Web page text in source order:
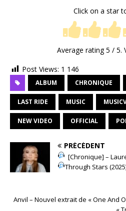
Click on a star
Average rating5 / 5.
Post Views: 1 146
ALBUM CHRONIQUE
LAST RIDE MUSIC
NEW VIDEO OFFICIAL
PRÉCÉDENT
[Chronique] –
Through Stars
Anvil – Nouvel extrait de « One And